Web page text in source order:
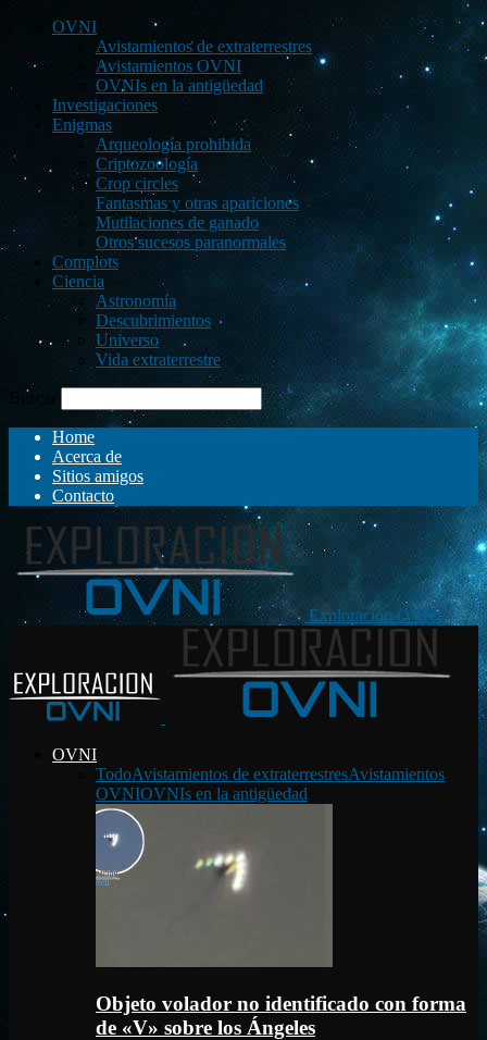
OVNI
Avistamientos de extraterrestres
Avistamientos OVNI
OVNIs en la antigüedad
Investigaciones
Enigmas
Arqueología prohibida
Criptozoología
Crop circles
Fantasmas y otras apariciones
Mutilaciones de ganado
Otros sucesos paranormales
Complots
Ciencia
Astronomía
Descubrimientos
Universo
Vida extraterrestre
Buscar
Home
Acerca de
Sitios amigos
Contacto
Exploración OVNI
OVNI
TodoAvistamientos de extraterrestresAvistamientos
OVNIOVNIs en la antigüedad
Objeto volador no identificado con forma
de «V» sobre los Ángeles